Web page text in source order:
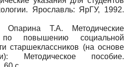
Ярославль: ЯрГУ, 1992.
Т.А. Методические
по повышению социальной
старшеклассников (на основе
Методическое пособие.